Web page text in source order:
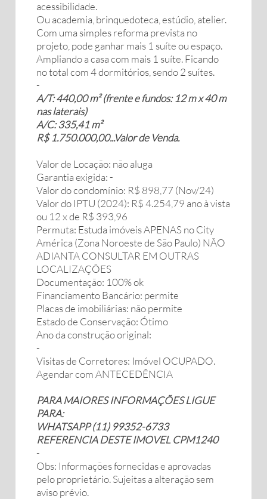
acessibilidade.
Ou academia, brinquedoteca, estúdio, atelier.
Com uma simples reforma prevista no
projeto, pode ganhar mais 1 suíte ou espaço.
Ampliando a casa com mais 1 suíte. Ficando
no total com 4 dormitórios, sendo 2 suítes.
-
A/T: 440,00 m² (frente e fundos: 12 m x 40 m
nas laterais)
A/C: 335,41 m²
R$ 1.750.000,00...Valor de Venda.
Valor de Locação: não aluga
Garantia exigida: -
Valor do condomínio: R$ 898,77 (Nov/24)
Valor do IPTU (2024): R$ 4.254,79 ano à vista
ou 12 x de R$ 393,96
Permuta: Estuda imóveis APENAS no City
América (Zona Noroeste de São Paulo) NÃO
ADIANTA CONSULTAR EM OUTRAS
LOCALIZAÇÕES
Documentação: 100% ok
Financiamento Bancário: permite
Placas de imobiliárias: não permite
Estado de Conservação: Ótimo
Ano da construção original:
-
Visitas de Corretores: Imóvel OCUPADO.
Agendar com ANTECEDÊNCIA
PARA MAIORES INFORMAÇÕES LIGUE
PARA:
WHATSAPP (11) 99352-6733
REFERENCIA DESTE IMOVEL CPM1240
-
Obs: Informações fornecidas e aprovadas
pelo proprietário. Sujeitas a alteração sem
aviso prévio.